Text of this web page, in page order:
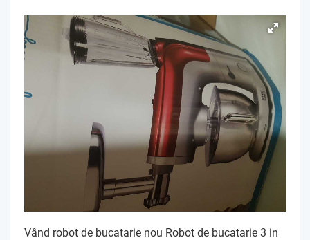
Vând robot de bucatarie nou Robot de bucatarie 3 in